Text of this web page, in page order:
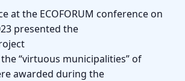
at the ECOFORUM conference on
presented the
“virtuous municipalities” of
awarded during the